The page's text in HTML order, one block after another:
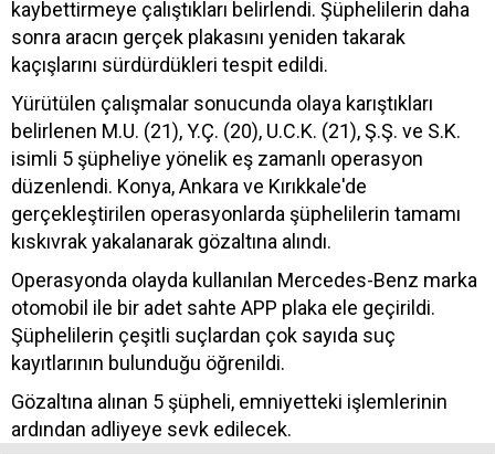
kaybettirmeye çalıştıkları belirlendi. Şüphelilerin daha
sonra aracın gerçek plakasını yeniden takarak
kaçışlarını sürdürdükleri tespit edildi.
Yürütülen çalışmalar sonucunda olaya karıştıkları
belirlenen M.U. (21), Y.Ç. (20), U.C.K. (21), Ş.Ş. ve S.K.
isimli 5 şüpheliye yönelik eş zamanlı operasyon
düzenlendi. Konya, Ankara ve Kırıkkale'de
gerçekleştirilen operasyonlarda şüphelilerin tamamı
kıskıvrak yakalanarak gözaltına alındı.
Operasyonda olayda kullanılan Mercedes-Benz marka
otomobil ile bir adet sahte APP plaka ele geçirildi.
Şüphelilerin çeşitli suçlardan çok sayıda suç
kayıtlarının bulunduğu öğrenildi.
Gözaltına alınan 5 şüpheli, emniyetteki işlemlerinin
ardından adliyeye sevk edilecek.